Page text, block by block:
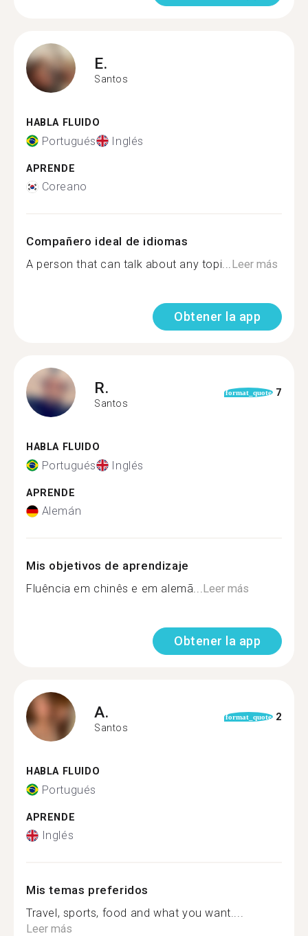
E.
Santos
HABLA FLUIDO
Portugués Inglés
APRENDE
Coreano
Compañero ideal de idiomas
A person that can talk about any topi...Leer más
Obtener la app
R.
Santos
format_quote 7
HABLA FLUIDO
Portugués Inglés
APRENDE
Alemán
Mis objetivos de aprendizaje
Fluência em chinês e em alemã...Leer más
Obtener la app
A.
Santos
format_quote 2
HABLA FLUIDO
Portugués
APRENDE
Inglés
Mis temas preferidos
Travel, sports, food and what you want....
Leer más